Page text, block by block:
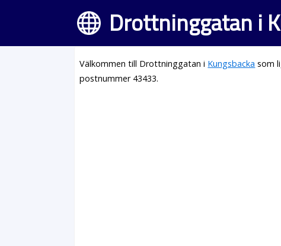
Drottninggatan i
Välkommen till Drottninggatan i Kungsbacka som
postnummer 43433.